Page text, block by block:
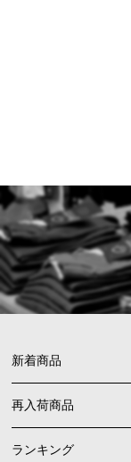
新着商品
再入荷商品
ランキング